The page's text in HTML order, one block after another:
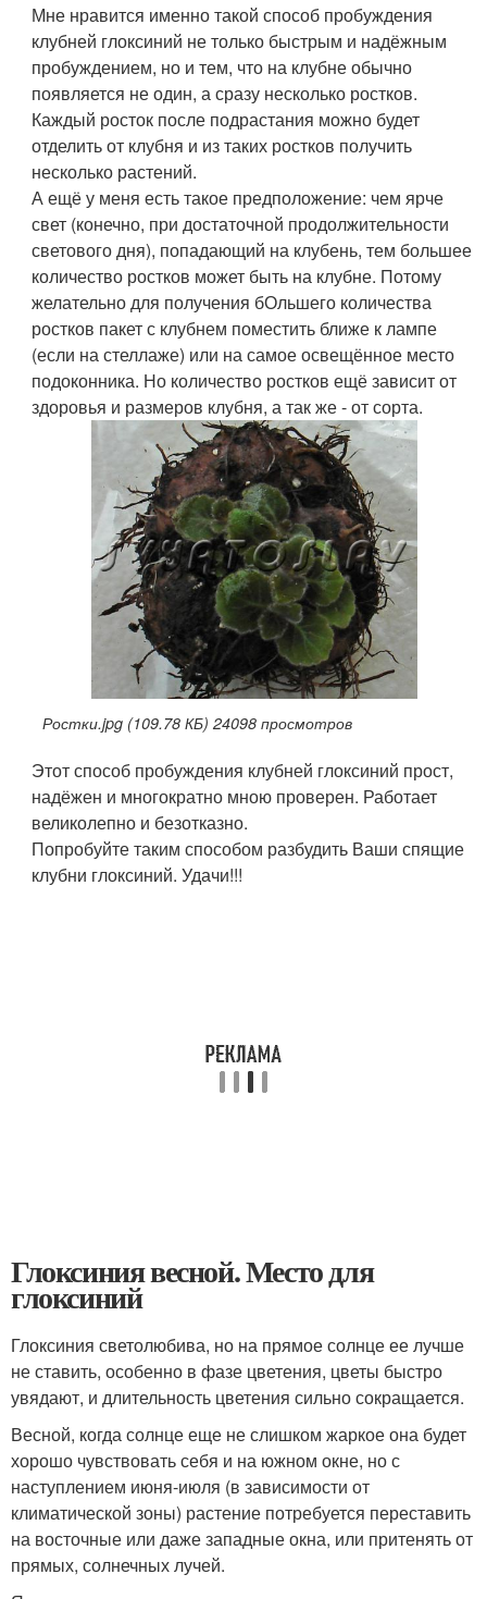
Мне нравится именно такой способ пробуждения
клубней глоксиний не только быстрым и надёжным
пробуждением, но и тем, что на клубне обычно
появляется не один, а сразу несколько ростков.
Каждый росток после подрастания можно будет
отделить от клубня и из таких ростков получить
несколько растений.
А ещё у меня есть такое предположение: чем ярче
свет (конечно, при достаточной продолжительности
светового дня), попадающий на клубень, тем большее
количество ростков может быть на клубне. Потому
желательно для получения бОльшего количества
ростков пакет с клубнем поместить ближе к лампе
(если на стеллаже) или на самое освещённое место
подоконника. Но количество ростков ещё зависит от
здоровья и размеров клубня, а так же - от сорта.
Ростки.jpg (109.78 КБ) 24098 просмотров
Этот способ пробуждения клубней глоксиний прост,
надёжен и многократно мною проверен. Работает
великолепно и безотказно.
Попробуйте таким способом разбудить Ваши спящие
клубни глоксиний. Удачи!!!
Глоксиния весной. Место для
глоксиний
Глоксиния светолюбива, но на прямое солнце ее лучше
не ставить, особенно в фазе цветения, цветы быстро
увядают, и длительность цветения сильно сокращается.
Весной, когда солнце еще не слишком жаркое она будет
хорошо чувствовать себя и на южном окне, но с
наступлением июня-июля (в зависимости от
климатической зоны) растение потребуется переставить
на восточные или даже западные окна, или притенять от
прямых, солнечных лучей.